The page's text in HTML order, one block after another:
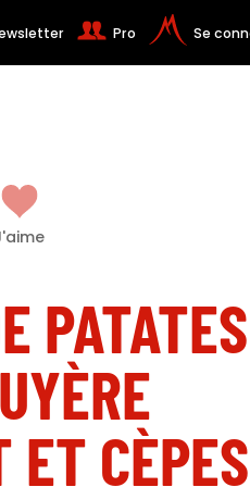
Pro Se
PATATES
ET CÈPES